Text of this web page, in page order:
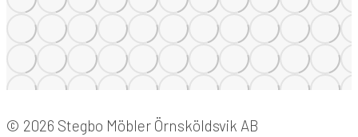
© 2026 Stegbo Möbler Örnsköldsvik AB